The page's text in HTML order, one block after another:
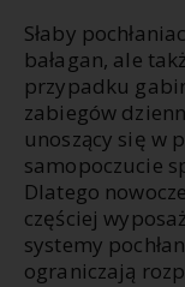
Słaby
bałagan, ale
przypadku
zabiegów
unoszący się w
samopoczucie
Dlatego
częściej
systemy
ograniczają